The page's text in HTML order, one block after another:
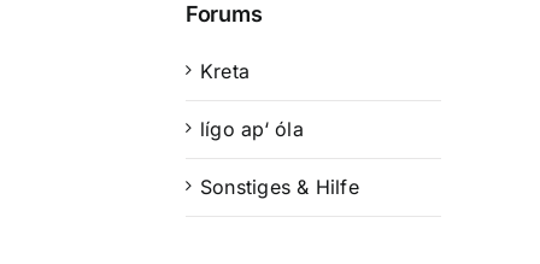
Forums
Kreta
lígo ap‘ óla
Sonstiges & Hilfe